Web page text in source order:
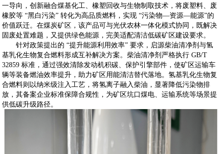
一导向，创新融合煤基化工、橡塑回收与生物制取技术，将废塑料、废
橡胶等 “黑白污染” 转化为高品质燃料，实现 “污染物—资源—能源”的
价值跃迁。在煤炭矿区，该产品可与光伏农林一体化模式协同，既解决
固废处置难题，又提供绿色能源，完美适配清洁低碳矿区建设要求。
针对政策提出的 “提升能源利用效率” 要求，启源柴油清净剂与氢
基乳化生物复合燃料形成互补解决方案。柴油清净剂严格执行 GB/T
32859 标准，通过强效清除发动机积碳、保护引擎部件，使矿区运输车
辆等装备燃油效率提升，助力矿区用能清洁替代落地。氢基乳化生物复
合燃料则以纳米级注入工艺，将氢离子融入柴油，显著降低污染物排
放，其备案企业标准保障合规性，为矿区坑口煤电、运输系统等场景提
供低碳升级路径。